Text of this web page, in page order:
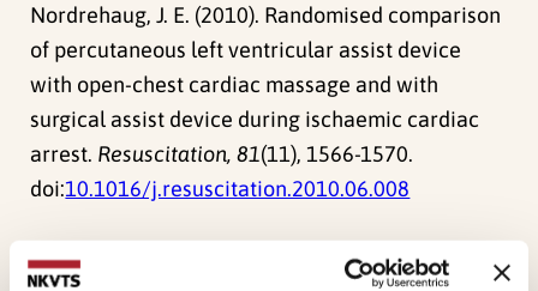
Nordrehaug, J. E. (2010). Randomised comparison
of percutaneous left ventricular assist device
with open-chest cardiac massage and with
surgical assist device during ischaemic cardiac
arrest. Resuscitation, 81(11), 1566-1570.
doi:10.1016/j.resuscitation.2010.06.008